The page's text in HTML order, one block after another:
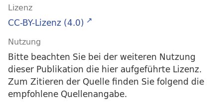
Lizenz
CC-BY-Lizenz (4.0)
Nutzung
Bitte beachten Sie bei der weiteren Nutzung
dieser Publikation die hier aufgeführte Lizenz.
Zum Zitieren der Quelle finden Sie folgend die
empfohlene Quellenangabe.